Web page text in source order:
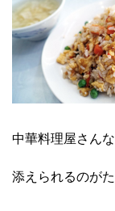
中華料理屋さん
添えられるのが